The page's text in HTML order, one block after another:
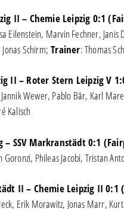
II – Chemie Leipzig 0:1
Eilenstein, Marvin Fechner,
Jonas Schirm;Trainer: Thomas
II – Roter Stern Leipzig V
Wewer, Pablo Bär, Karl
Kalisch
– SSV Markranstädt 0:1
Goronzi, Phileas Jacobi, Tristan
II – Chemie Leipzig II 0:1
Erik Morawitz, Jonas Marr,